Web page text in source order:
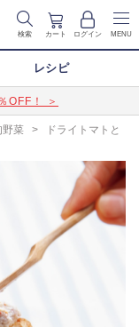
検索 カート ログイン MENU
レシピ
OFF！ ＞
野菜 >
ドライトマトと